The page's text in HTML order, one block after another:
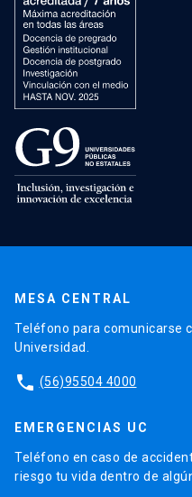
MESA CENTRAL
Teléfono para comunicarse
Universidad.
phone (56)95504 4000
EMERGENCIAS UC
Teléfono en caso de
riesgo tu vida dentro de